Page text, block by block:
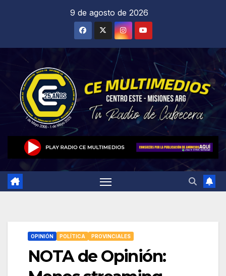
9 de agosto de 2026
OPINIÓN POLÍTICA PROVINCIALES
NOTA de Opinión: